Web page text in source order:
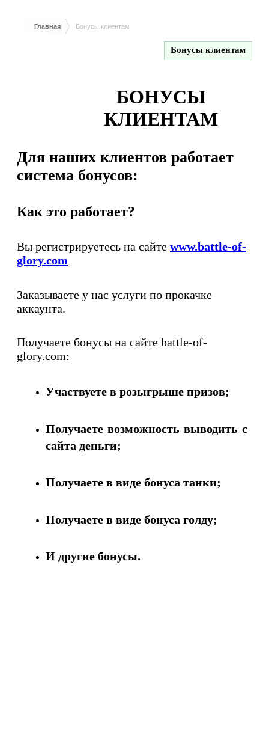
Главная Бонусы клиентам
Бонусы клиентам
БОНУСЫ
КЛИЕНТАМ
Для наших клиентов работает
система бонусов:
Как это работает?
Вы регистрируетесь на сайте www.battle-of-
glory.com
Заказываете у нас услуги по прокачке
аккаунта.
Получаете бонусы на сайте battle-of-
glory.com:
Участвуете в розыгрыше призов;
Получаете возможность выводить с
сайта деньги;
Получаете в виде бонуса танки;
Получаете в виде бонуса голду;
И другие бонусы.